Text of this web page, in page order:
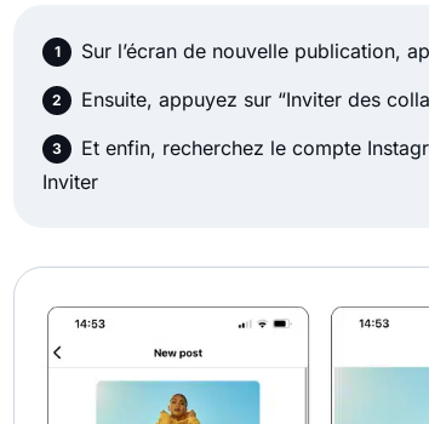
Sur l’écran de nouvelle publication,
Ensuite, appuyez sur “Inviter des
Et enfin, recherchez le compte
Inviter